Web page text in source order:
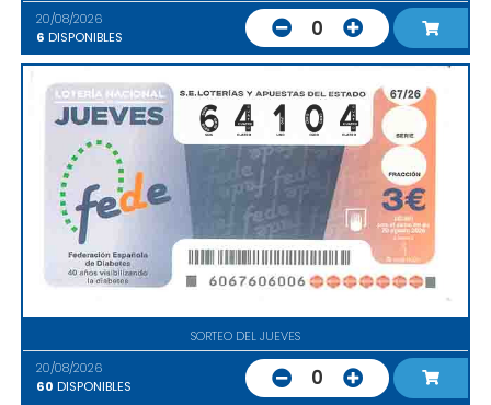
20/08/2026
6 DISPONIBLES 0
SORTEO DEL JUEVES
20/08/2026
60 DISPONIBLES 0